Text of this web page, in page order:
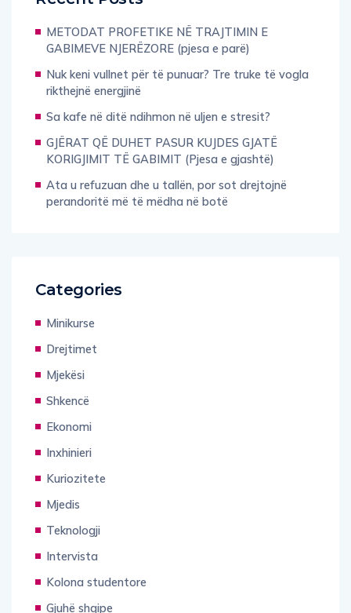
METODAT PROFETIKE NË TRAJTIMIN E
GABIMEVE NJERËZORE (pjesa e parë)
Nuk keni vullnet për të punuar? Tre truke të vogla
rikthejnë energjinë
Sa kafe në ditë ndihmon në uljen e stresit?
GJËRAT QË DUHET PASUR KUJDES GJATË
KORIGJIMIT TË GABIMIT (Pjesa e gjashtë)
Ata u refuzuan dhe u tallën, por sot drejtojnë
perandoritë më të mëdha në botë
Categories
Minikurse
Drejtimet
Mjekësi
Shkencë
Ekonomi
Inxhinieri
Kuriozitete
Mjedis
Teknologji
Intervista
Kolona studentore
Gjuhë shqipe